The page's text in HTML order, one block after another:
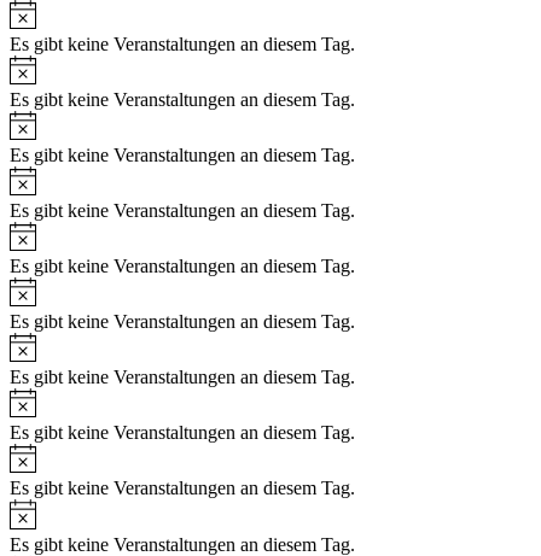
Es gibt keine Veranstaltungen an diesem Tag.
Es gibt keine Veranstaltungen an diesem Tag.
Es gibt keine Veranstaltungen an diesem Tag.
Es gibt keine Veranstaltungen an diesem Tag.
Es gibt keine Veranstaltungen an diesem Tag.
Es gibt keine Veranstaltungen an diesem Tag.
Es gibt keine Veranstaltungen an diesem Tag.
Es gibt keine Veranstaltungen an diesem Tag.
Es gibt keine Veranstaltungen an diesem Tag.
Es gibt keine Veranstaltungen an diesem Tag.